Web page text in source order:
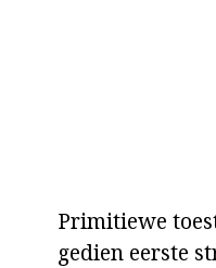
Primitiewe
gedien eerste